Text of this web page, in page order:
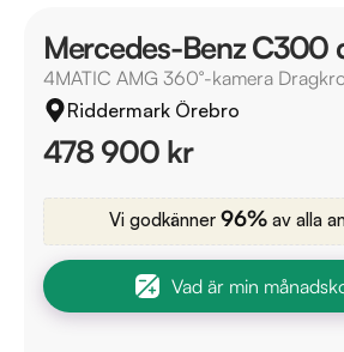
Mercedes-Benz C300
4MATIC AMG 360°-kamera
Riddermark Örebro
478 900 kr
Vi godkänner 96% av alla
Vad är min